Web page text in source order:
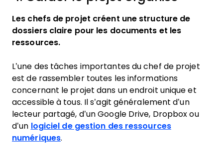
Les chefs de projet créent une structure de
dossiers claire pour les documents et les
ressources.
L’une des tâches importantes du chef de projet
est de rassembler toutes les informations
concernant le projet dans un endroit unique et
accessible à tous. Il s’agit généralement d’un
lecteur partagé, d’un Google Drive, Dropbox ou
d’un logiciel de gestion des ressources
numériques.